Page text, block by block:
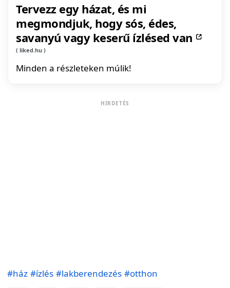
Tervezz egy házat, és mi
megmondjuk, hogy sós, édes,
savanyú vagy keserű ízlésed van
liked.hu
Minden a részleteken múlik!
HIRDETÉS
#ház #ízlés #lakberendezés #otthon